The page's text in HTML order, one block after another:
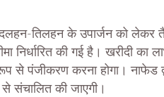
तिलहन के उपार्जन को लेकर
निर्धारित की गई है। खरीदी का
से पंजीकरण करना होगा। नाफेड
संचालित की जाएगी।